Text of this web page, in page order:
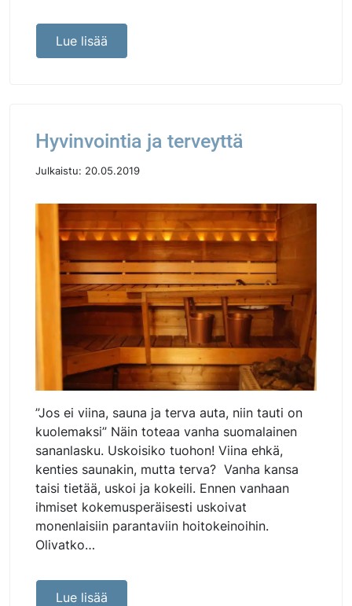
Lue lisää
Hyvinvointia ja terveyttä
Julkaistu: 20.05.2019
”Jos ei viina, sauna ja terva auta, niin tauti on
kuolemaksi” Näin toteaa vanha suomalainen
sananlasku. Uskoisiko tuohon! Viina ehkä,
kenties saunakin, mutta terva? Vanha kansa
taisi tietää, uskoi ja kokeili. Ennen vanhaan
ihmiset kokemusperäisesti uskoivat
monenlaisiin parantaviin hoitokeinoihin.
Olivatko…
Lue lisää